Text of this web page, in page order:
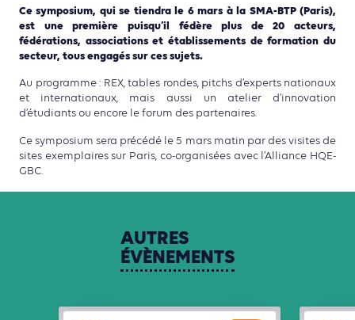
Ce symposium, qui se tiendra le 6 mars à la SMA-BTP (Paris),
est une première puisqu’il fédère plus de 20 acteurs,
fédérations, associations et établissements de formation du
secteur, tous engagés sur ces sujets.
Au programme : REX, tables rondes, pitchs d’experts nationaux
et internationaux, mais aussi un atelier d’innovation
d’étudiants ou encore le forum des partenaires.
Ce symposium sera précédé le 5 mars matin par des visites de
sites exemplaires sur Paris, co-organisées avec l’Alliance HQE-
GBC.
AUTRES
ÉVÈNEMENTS